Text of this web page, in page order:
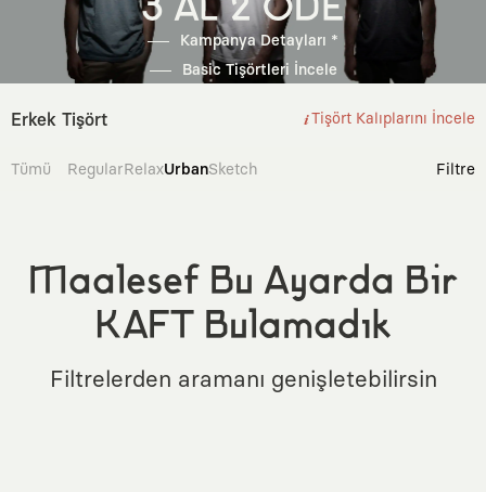
3 AL 2 ÖDE
Kampanya Detayları *
Basic Tişörtleri İncele
Erkek Tişört Tişört Kalıplarını İncele
Tümü RegularRelaxUrbanSketch Filtre
Maalesef Bu Ayarda Bir
KAFT Bulamadık
Filtrelerden aramanı genişletebilirsin